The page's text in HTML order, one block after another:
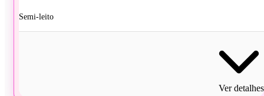
Semi-leito
Ver detalhes